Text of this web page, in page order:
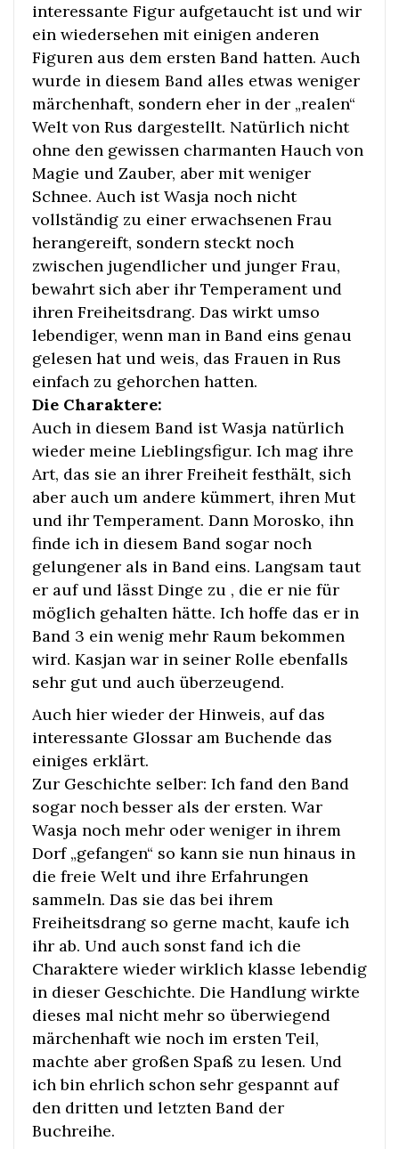
interessante Figur aufgetaucht ist und wir
ein wiedersehen mit einigen anderen
Figuren aus dem ersten Band hatten. Auch
wurde in diesem Band alles etwas weniger
märchenhaft, sondern eher in der „realen“
Welt von Rus dargestellt. Natürlich nicht
ohne den gewissen charmanten Hauch von
Magie und Zauber, aber mit weniger
Schnee. Auch ist Wasja noch nicht
vollständig zu einer erwachsenen Frau
herangereift, sondern steckt noch
zwischen jugendlicher und junger Frau,
bewahrt sich aber ihr Temperament und
ihren Freiheitsdrang. Das wirkt umso
lebendiger, wenn man in Band eins genau
gelesen hat und weis, das Frauen in Rus
einfach zu gehorchen hatten.
Die Charaktere:
Auch in diesem Band ist Wasja natürlich
wieder meine Lieblingsfigur. Ich mag ihre
Art, das sie an ihrer Freiheit festhält, sich
aber auch um andere kümmert, ihren Mut
und ihr Temperament. Dann Morosko, ihn
finde ich in diesem Band sogar noch
gelungener als in Band eins. Langsam taut
er auf und lässt Dinge zu , die er nie für
möglich gehalten hätte. Ich hoffe das er in
Band 3 ein wenig mehr Raum bekommen
wird. Kasjan war in seiner Rolle ebenfalls
sehr gut und auch überzeugend.
Auch hier wieder der Hinweis, auf das
interessante Glossar am Buchende das
einiges erklärt.
Zur Geschichte selber: Ich fand den Band
sogar noch besser als der ersten. War
Wasja noch mehr oder weniger in ihrem
Dorf „gefangen“ so kann sie nun hinaus in
die freie Welt und ihre Erfahrungen
sammeln. Das sie das bei ihrem
Freiheitsdrang so gerne macht, kaufe ich
ihr ab. Und auch sonst fand ich die
Charaktere wieder wirklich klasse lebendig
in dieser Geschichte. Die Handlung wirkte
dieses mal nicht mehr so überwiegend
märchenhaft wie noch im ersten Teil,
machte aber großen Spaß zu lesen. Und
ich bin ehrlich schon sehr gespannt auf
den dritten und letzten Band der
Buchreihe.